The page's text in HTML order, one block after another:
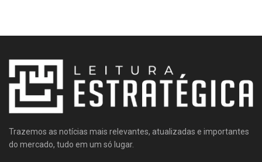
Trazemos as notícias mais relevantes, atualizadas e importantes
do mercado, tudo em um só lugar.